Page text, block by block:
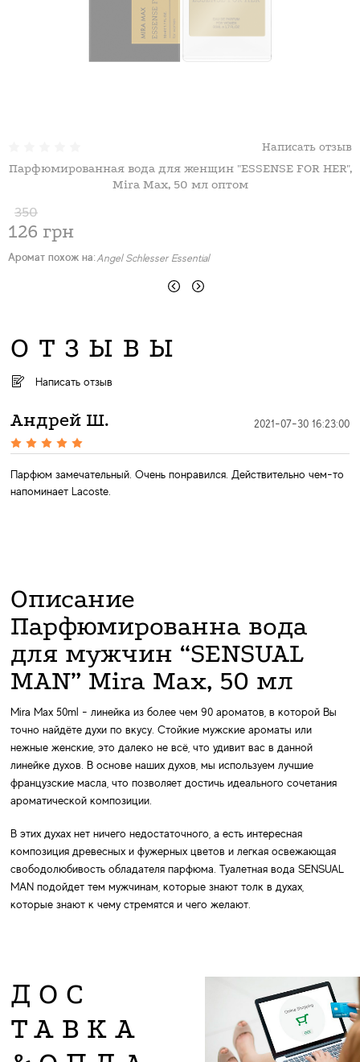
Написать отзыв
Парфюмированная вода для женщин "ESSENSE FOR HER",
Mira Max, 50 мл оптом
350
126 грн
Аромат похож на:Angel Schlesser Essential
ОТЗЫВЫ
Написать отзыв
Андрей Ш. 2021-07-30 16:23:00
Парфюм замечательный. Очень понравился. Действительно чем-то
напоминает Lacoste.
Описание
Парфюмированна вода
для мужчин “SENSUAL
MAN” Mira Max, 50 мл
Mira Max 50ml - линейка из более чем 90 ароматов, в которой Вы
точно найдёте духи по вкусу. Стойкие мужские ароматы или
нежные женские, это далеко не всё, что удивит вас в данной
линейке духов. В основе наших духов, мы используем лучшие
французские масла, что позволяет достичь идеального сочетания
ароматической композиции.
В этих духах нет ничего недостаточного, а есть интересная
композиция древесных и фужерных цветов и легкая освежающая
свободолюбивость обладателя парфюма. Туалетная вода SENSUAL
MAN подойдет тем мужчинам, которые знают толк в духах,
которые знают к чему стремятся и чего желают.
ДОС
ТАВКА